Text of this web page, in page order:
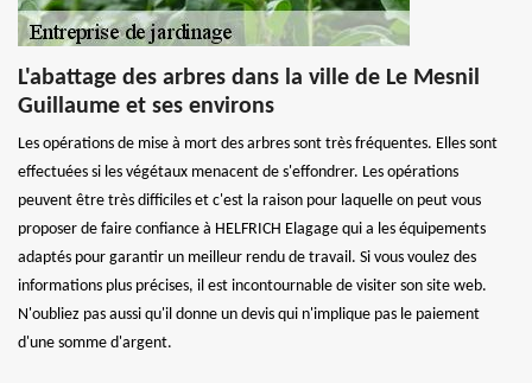
L'abattage des arbres dans la ville de Le Mesnil
Guillaume et ses environs
Les opérations de mise à mort des arbres sont très fréquentes. Elles sont
effectuées si les végétaux menacent de s'effondrer. Les opérations
peuvent être très difficiles et c'est la raison pour laquelle on peut vous
proposer de faire confiance à HELFRICH Elagage qui a les équipements
adaptés pour garantir un meilleur rendu de travail. Si vous voulez des
informations plus précises, il est incontournable de visiter son site web.
N'oubliez pas aussi qu'il donne un devis qui n'implique pas le paiement
d'une somme d'argent.